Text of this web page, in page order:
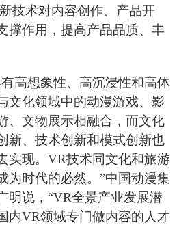
技术对内容创作、产品开
撑作用，提高产品品质、丰
高想象性、高沉浸性和高体
文化领域中的动漫游戏、影
、文物展示相融合，而文化
新、技术创新和模式创新也
实现。VR技术同文化和旅游
为时代的必然。”中国动漫集
明说，“VR全景产业发展潜
内VR领域专门做内容的人才